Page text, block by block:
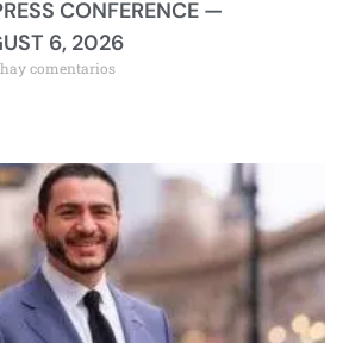
CONFERENCE —
6, 2026
comentarios